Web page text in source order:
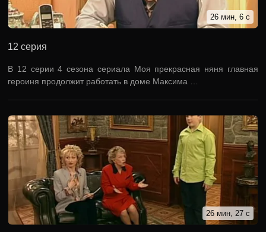
26 мин, 6 с
12 серия
В 12 серии 4 сезона сериала Моя прекрасная няня главная
героиня продолжит работать в доме Максима …
26 мин, 27 с